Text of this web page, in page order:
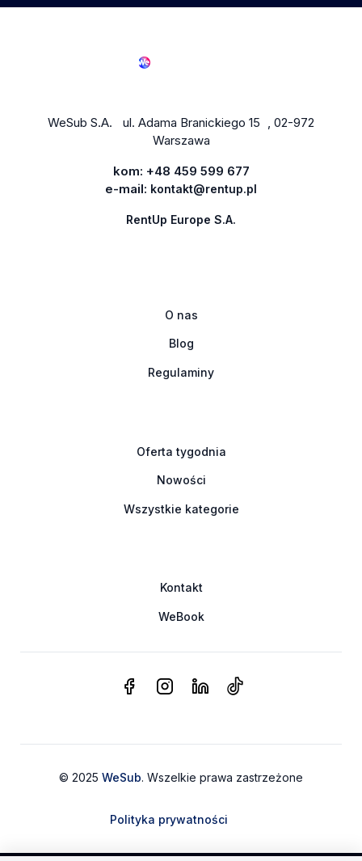
WeSub S.A. ul. Adama Branickiego 15 , 02-972
Warszawa
kom: +48 459 599 677
e-mail: kontakt@rentup.pl
RentUp Europe S.A.
O nas
Blog
Regulaminy
Oferta tygodnia
Nowości
Wszystkie kategorie
Kontakt
WeBook
© 2025 WeSub. Wszelkie prawa zastrzeżone
Polityka prywatności